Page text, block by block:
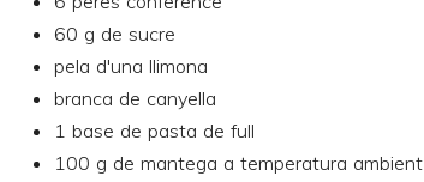
60 g de sucre
pela d'una llimona
branca de canyella
1 base de pasta de full
100 g de mantega a temperatura ambient